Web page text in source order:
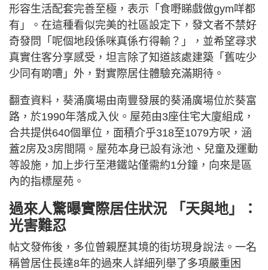
形容生活配套完善至極，表示「食嘢睇戲做gym咩都
有」。在這種看似完美的社區設定下，發文者不禁好
奇發問「呢個地段係咪真係冇得輸？」，並希望尋求
真實住客分享感受，坦言除了知道該處建築「舊咗少
少同有啲嘈」外，對實際居住體驗充滿期待。
翻查資料，葵涌廣場由南豐發展的葵涌廣場位於葵富
路，於1990年落成入伙。屋苑由3座住宅大廈組成，
合共提供640個單位，面積介乎318至1079方呎，涵
蓋2房及3房間隔。屋苑本身已設有泳池、兒童及運動
等設施，加上步行至港鐵站僅需約1分鐘，向來是區
內的指標屋苑。
過來人驚曝實際居住狀況 「天與地」：
光害難忍
帖文發佈後，多位曾親歷其境的街坊現身說法。一名
稱曾居住長達8年的過來人詳細列舉了多項嚴重困